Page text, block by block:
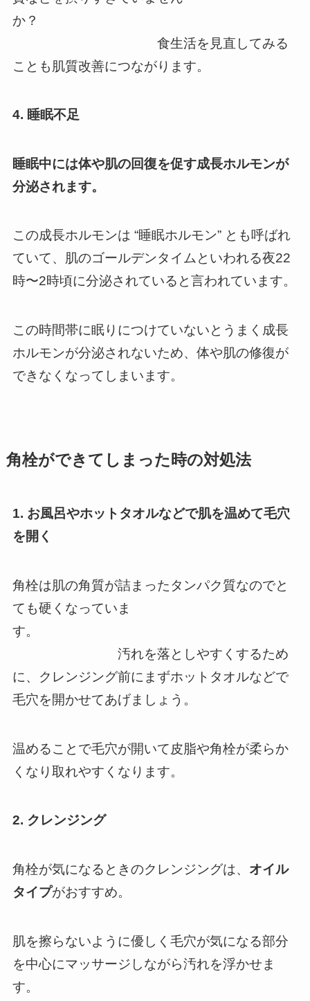
か？
食生活を見直してみる
ことも肌質改善につながります。
4. 睡眠不足
睡眠中には体や肌の回復を促す成長ホルモンが
分泌されます。
この成長ホルモンは “睡眠ホルモン” とも呼ばれ
ていて、肌のゴールデンタイムといわれる夜22
時〜2時頃に分泌されている と言われています。
この時間帯に眠りにつけていないとうまく成長
ホルモンが分泌されないため、体や肌の修復が
できなくなってしまいます。
角栓ができてしまった時の対処法
1. お風呂やホットタオルなどで肌を温めて毛穴
を開く
角栓は肌の角質が詰まったタンパク質なのでと
ても硬くなっていま
す。
汚れを落としやすくするため
に、クレンジング前にまずホットタオルなどで
毛穴を開かせてあげましょう。
温めることで毛穴が開いて皮脂や角栓が柔らか
くなり取れやすくなります。
2. クレンジング
角栓が気になるときのクレンジングは、 オイル
タイプがおすすめ。
肌を擦らないように優しく毛穴が気になる部分
を中心にマッサージしながら汚れを浮かせま
す。